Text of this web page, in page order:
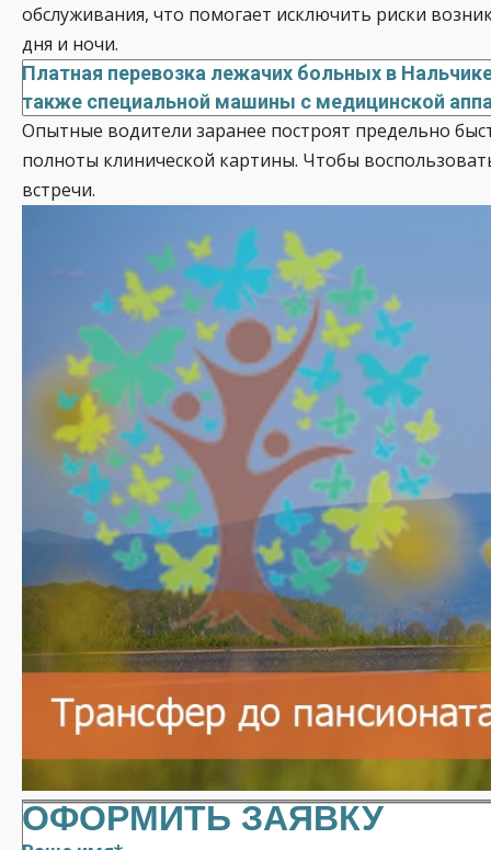
обслуживания, что помогает исключить риски
дня и ночи.
Платная перевозка лежачих больных в
также специальной машины с медицинской
Опытные водители заранее построят предельно
полноты клинической картины. Чтобы
встречи.
ОФОРМИТЬ ЗАЯВКУ